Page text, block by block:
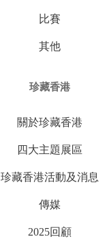
比賽
其他
珍藏香港
關於珍藏香港
四大主題展區
珍藏香港活動及消息
傳媒
2025回顧